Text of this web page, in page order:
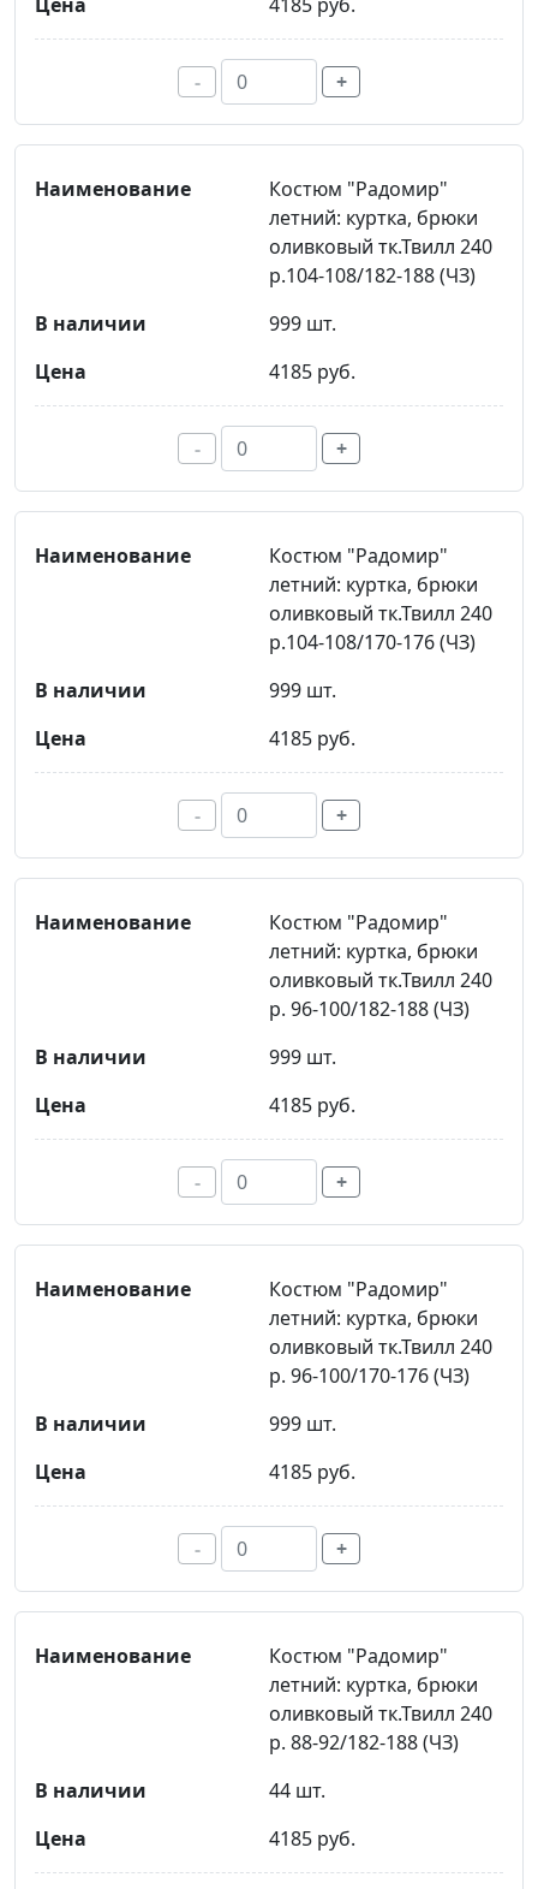
- +
Костюм "Радомир"
летний: куртка, брюки
оливковый тк.Твилл 240
р.104-108/182-188 (ЧЗ)
999 шт.
4185 руб.
- +
Костюм "Радомир"
летний: куртка, брюки
оливковый тк.Твилл 240
р.104-108/170-176 (ЧЗ)
999 шт.
4185 руб.
- +
Костюм "Радомир"
летний: куртка, брюки
оливковый тк.Твилл 240
р. 96-100/182-188 (ЧЗ)
999 шт.
4185 руб.
- +
Костюм "Радомир"
летний: куртка, брюки
оливковый тк.Твилл 240
р. 96-100/170-176 (ЧЗ)
999 шт.
4185 руб.
- +
Костюм "Радомир"
летний: куртка, брюки
оливковый тк.Твилл 240
р. 88-92/182-188 (ЧЗ)
44 шт.
4185 руб.